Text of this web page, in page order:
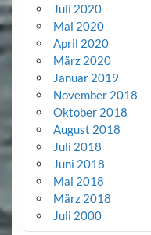
Juli 2020
Mai 2020
April 2020
März 2020
Januar 2019
November 2018
Oktober 2018
August 2018
Juli 2018
Juni 2018
Mai 2018
März 2018
Juli 2000